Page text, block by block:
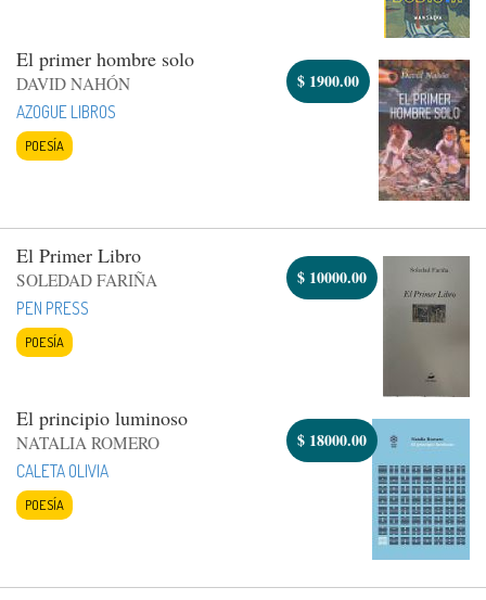
El primer hombre solo
DAVID NAHÓN
AZOGUE LIBROS
POESÍA
$ 1900.00
El Primer Libro
SOLEDAD FARIÑA
PEN PRESS
POESÍA
$ 10000.00
El principio luminoso
NATALIA ROMERO
CALETA OLIVIA
POESÍA
$ 18000.00